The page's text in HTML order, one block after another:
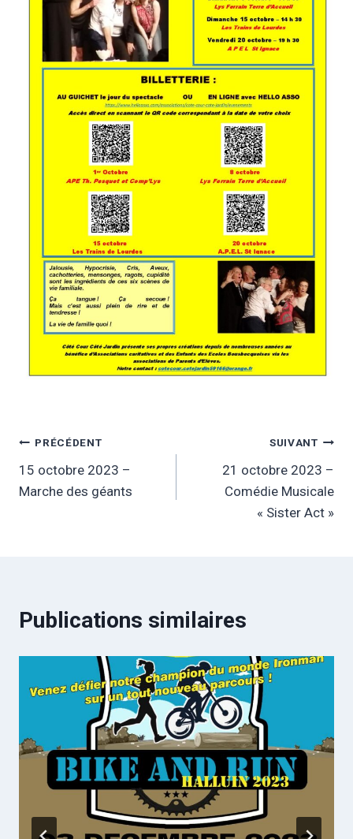
Navigation
de
PRÉCÉDENT
15 octobre 2023 –
Marche des géants
SUIVANT
21 octobre 2023 –
Comédie Musicale
« Sister Act »
Publications similaires